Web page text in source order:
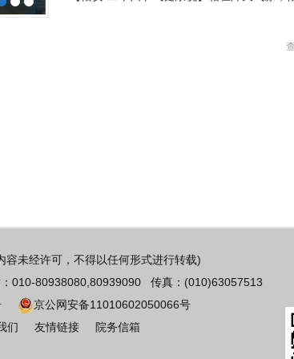
未经许可，不得以任何形式进行转载)
010-80938080,80939090 传真：(010)63057513
京公网安备11010602050066号
们 友情链接
院务信箱